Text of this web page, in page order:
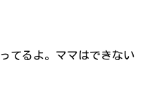
てるよ。ママはできない